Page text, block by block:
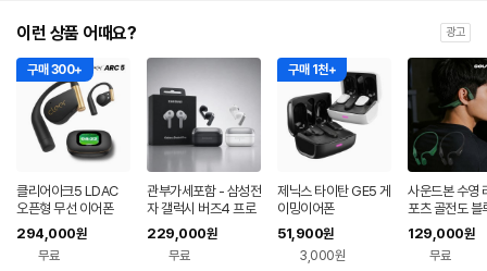
이런 상품 어때요? 광고
구매 300+
클리어아크5 LDAC
오픈형 무선 이어폰
294,000원
무료
관부가세포함 - 삼성전
자 갤럭시 버즈4 프로
R640 노이즈캔슬링
ANC 블루투스 무선
이어폰 관세포함
229,000원
무료
구매 1천+
제닉스 타이탄 GE5 게
이밍이어폰
51,900원
3,000원
사운드본 수영
포츠 골전도 블
오픈형 무선 이
S01 런소닉
129,000원
무료